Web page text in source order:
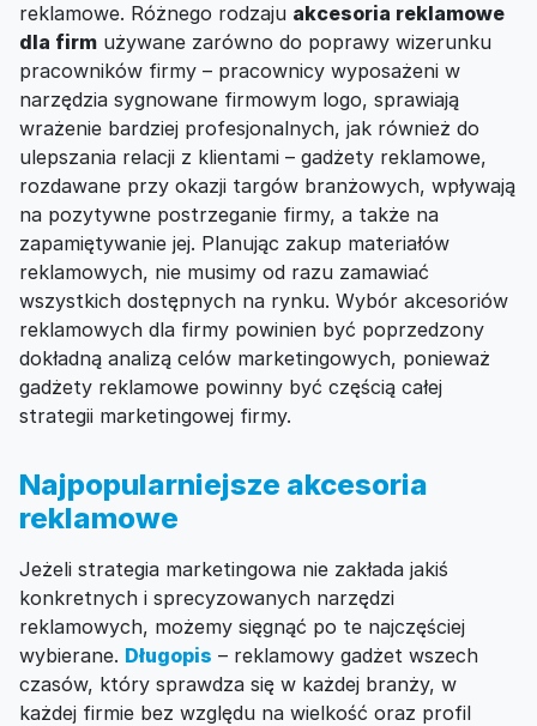
reklamowe. Różnego rodzaju akcesoria reklamowe
dla firm używane zarówno do poprawy wizerunku
pracowników firmy – pracownicy wyposażeni w
narzędzia sygnowane firmowym logo, sprawiają
wrażenie bardziej profesjonalnych, jak również do
ulepszania relacji z klientami – gadżety reklamowe,
rozdawane przy okazji targów branżowych, wpływają
na pozytywne postrzeganie firmy, a także na
zapamiętywanie jej. Planując zakup materiałów
reklamowych, nie musimy od razu zamawiać
wszystkich dostępnych na rynku. Wybór akcesoriów
reklamowych dla firmy powinien być poprzedzony
dokładną analizą celów marketingowych, ponieważ
gadżety reklamowe powinny być częścią całej
strategii marketingowej firmy.
Najpopularniejsze akcesoria
reklamowe
Jeżeli strategia marketingowa nie zakłada jakiś
konkretnych i sprecyzowanych narzędzi
reklamowych, możemy sięgnąć po te najczęściej
wybierane. Długopis – reklamowy gadżet wszech
czasów, który sprawdza się w każdej branży, w
każdej firmie bez względu na wielkość oraz profil